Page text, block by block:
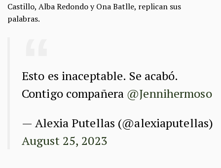
Castillo, Alba Redondo y Ona Batlle, replican sus
palabras.
Esto es inaceptable. Se acabó.
Contigo compañera @Jennihermoso
— Alexia Putellas (@alexiaputellas)
August 25, 2023